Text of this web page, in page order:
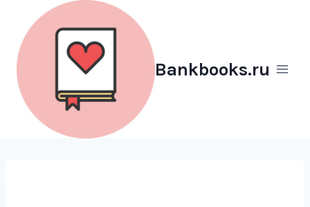
Перейти
содержимому
Bankbooks.ru